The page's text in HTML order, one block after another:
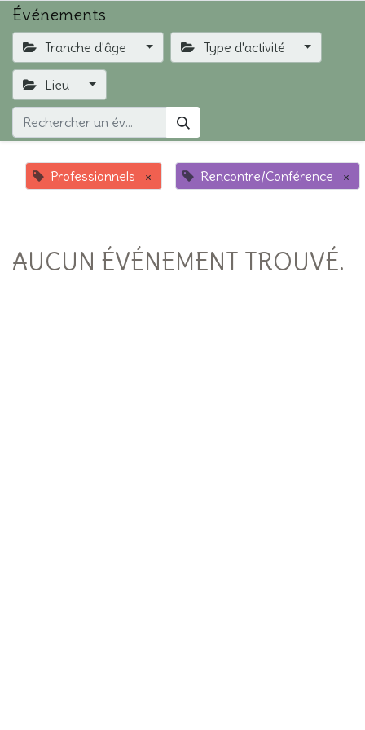
Événements
Tranche d'âge Type d'activité
Lieu
Professionnels × Rencontre/Conférence ×
AUCUN ÉVÉNEMENT TROUVÉ.